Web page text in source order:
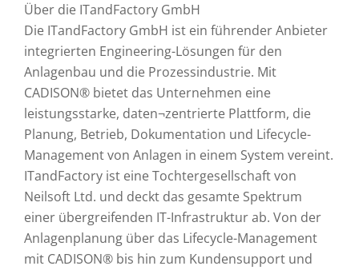
Über die ITandFactory GmbH
Die ITandFactory GmbH ist ein führender Anbieter
integrierten Engineering-Lösungen für den
Anlagenbau und die Prozessindustrie. Mit
CADISON® bietet das Unternehmen eine
leistungsstarke, daten¬zentrierte Plattform, die
Planung, Betrieb, Dokumentation und Lifecycle-
Management von Anlagen in einem System vereint.
ITandFactory ist eine Tochtergesellschaft von
Neilsoft Ltd. und deckt das gesamte Spektrum
einer übergreifenden IT-Infrastruktur ab. Von der
Anlagenplanung über das Lifecycle-Management
mit CADISON® bis hin zum Kundensupport und